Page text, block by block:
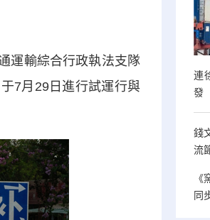
運輸綜合行政執法支隊
7月29日進行試運行與
連
發
錢
流
同